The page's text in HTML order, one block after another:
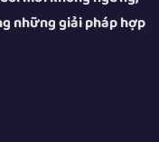
những giải pháp hợp